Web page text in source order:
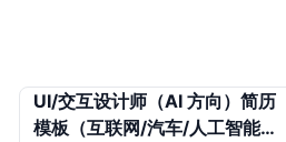
UI/交互设计师（AI 方向）简历
模板（互联网/汽车/人工智能校